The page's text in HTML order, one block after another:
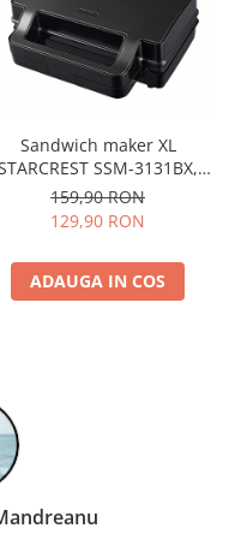
Sandwich maker XL
SSM-3131BX,
1000 W, 3 placi detasabile
antiadezive: sandwich,
waffle si grill, Dark Inox
159,90 RON
129,90 RON
ADAUGA IN COS